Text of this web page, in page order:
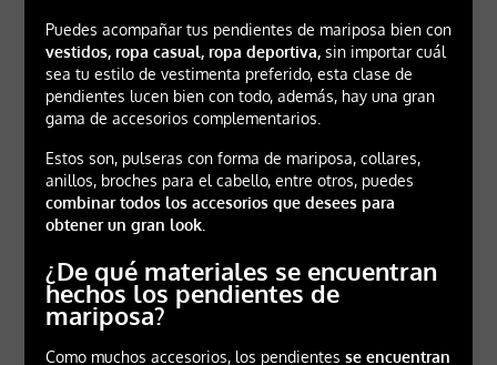
Puedes acompañar tus pendientes de mariposa bien con
vestidos, ropa casual, ropa deportiva,sin importar cuál
sea tu estilo de vestimenta preferido, esta clase de
pendientes lucen bien con todo, además, hay una gran
gama de accesorios complementarios.
Estos son, pulseras con forma de mariposa, collares,
anillos, broches para el cabello, entre otros, puedes
combinar todos los accesorios que desees para
obtener un gran look.
¿De qué materiales se encuentran
hechos los pendientes de
mariposa?
Como muchos accesorios, los pendientes se encuentran